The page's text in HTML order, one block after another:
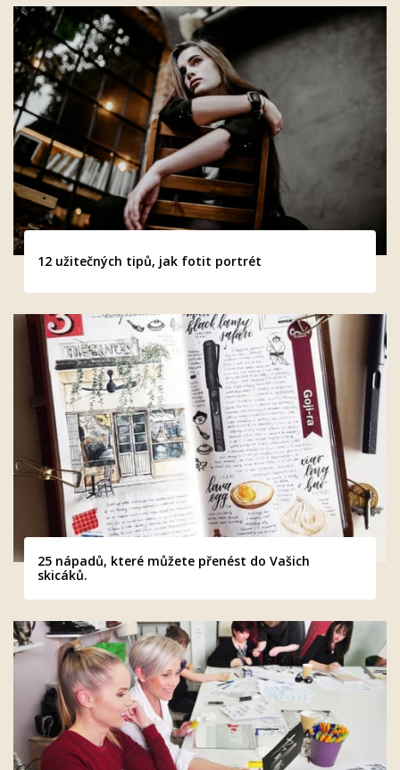
12 užitečných tipů, jak fotit portrét
25 nápadů, které můžete přenést do Vašich
skicáků.